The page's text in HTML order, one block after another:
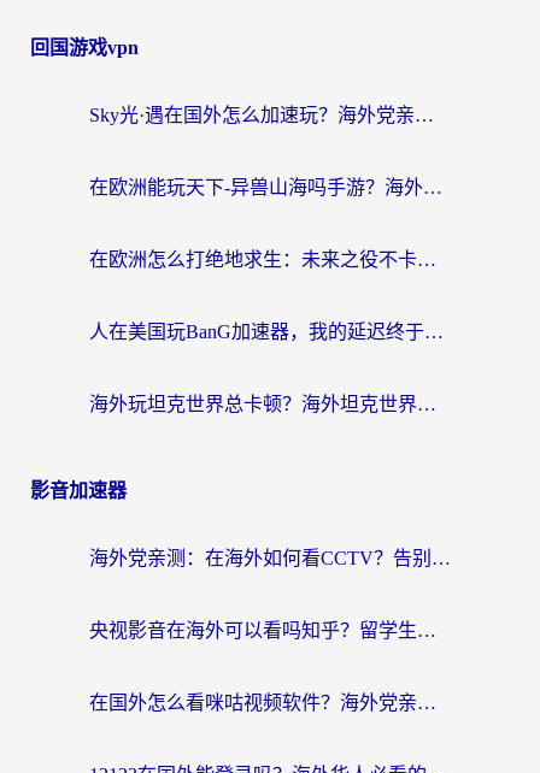
回国游戏vpn
Sky光·遇在国外怎么加速玩？海外党亲测有效的国服游戏加速指南
在欧洲能玩天下-异兽山海吗手游？海外玩家的加速器生存指南
在欧洲怎么打绝地求生：未来之役不卡？留学生亲测的加速器避坑指南
人在美国玩BanG加速器，我的延迟终于绿了
海外玩坦克世界总卡顿？海外坦克世界加速器有哪些？实测好用的选择在这里
影音加速器
海外党亲测：在海外如何看CCTV？告别“仅限大陆播放”的实用指南
央视影音在海外可以看吗知乎？留学生亲测：3步解决地域限制+追剧自由
在国外怎么看咪咕视频软件？海外党亲测有效的回国加速方案